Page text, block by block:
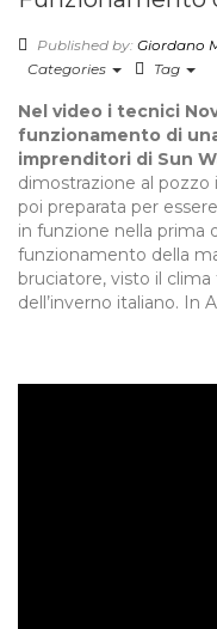
Published by: Giordano
Categories
Tag
Nel video i tecnici
funzionamento di
imprenditori di Sun
dimostrazione al pozzo
poi preparata per
in funzione nella prima
funzionamento della
bruciatore, visto il
dell’inverno italiano. In